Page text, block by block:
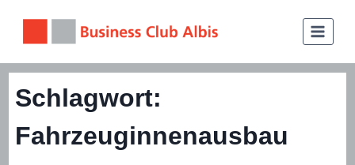
Schlagwort:
Fahrzeuginnenausbau